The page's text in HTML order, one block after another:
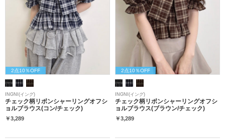
2点10％OFF
INGNI(イング)
チェック柄リボンシャーリングオフシ
ョルブラウス(コン/チェック)
￥3,289
2点10％OFF
INGNI(イング)
チェック柄リボンシャーリングオフシ
ョルブラウス(ブラウン/チェック)
￥3,289